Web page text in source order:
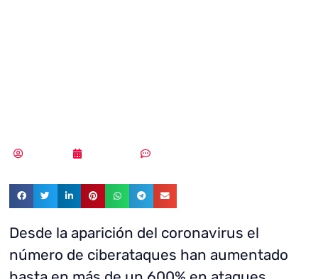
Desde la aparición del coronavirus el
número de ciberataques han aumentado